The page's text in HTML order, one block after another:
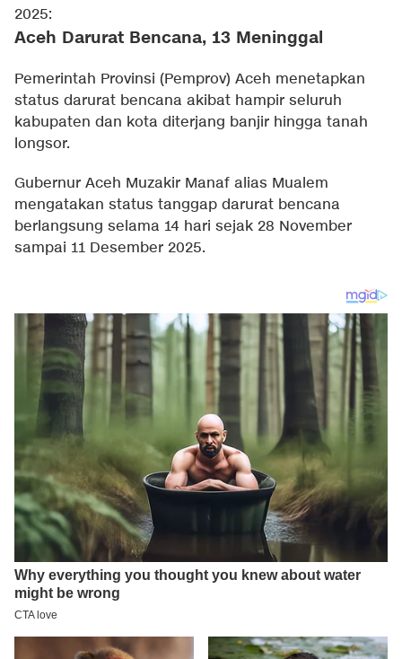
2025:
Aceh Darurat Bencana, 13 Meninggal
Pemerintah Provinsi (Pemprov) Aceh menetapkan
status darurat bencana akibat hampir seluruh
kabupaten dan kota diterjang banjir hingga tanah
longsor.
Gubernur Aceh Muzakir Manaf alias Mualem
mengatakan status tanggap darurat bencana
berlangsung selama 14 hari sejak 28 November
sampai 11 Desember 2025.